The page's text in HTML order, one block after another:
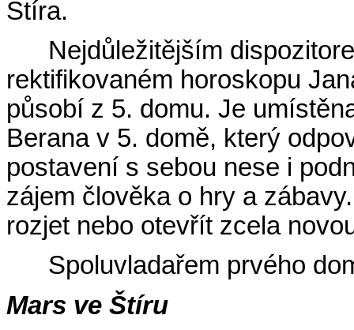
Štíra.
Nejdůležitějším
rektifikovaném horoskopu
působí z 5. domu. Je
Berana v 5. domě, který
postavení s sebou nese i
zájem člověka o hry a
rozjet nebo otevřít zcela
Spoluvladařem prvého
Mars ve Štíru